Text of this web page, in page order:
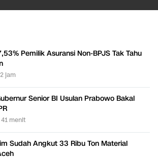
Pemilik Asuransi Non-BPJS Tak Tahu
jam
Senior BI Usulan Prabowo Bakal
menit
Sudah Angkut 33 Ribu Ton Material